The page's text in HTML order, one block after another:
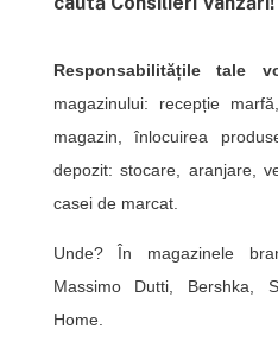
Responsabilitățile tale
magazinului: recepție
magazin, înlocuirea
depozit: stocare, aranjare,
casei de marcat.
Unde? În magazinele
Massimo Dutti, Bershka,
Home.